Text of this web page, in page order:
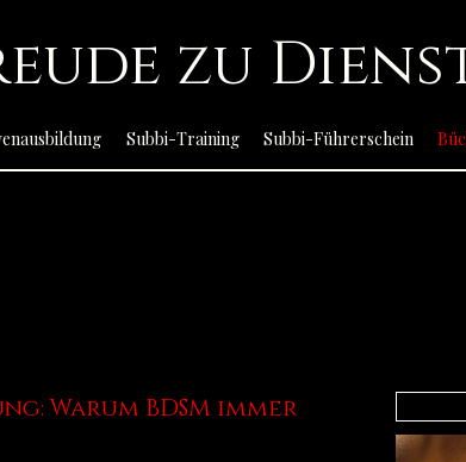
zu
Subbi-Training Subbi-Führerschein
Warum BDSM immer